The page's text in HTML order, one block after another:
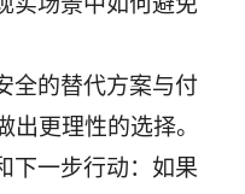
全的替代方案与付
更理性的选择。
下一步行动：如果